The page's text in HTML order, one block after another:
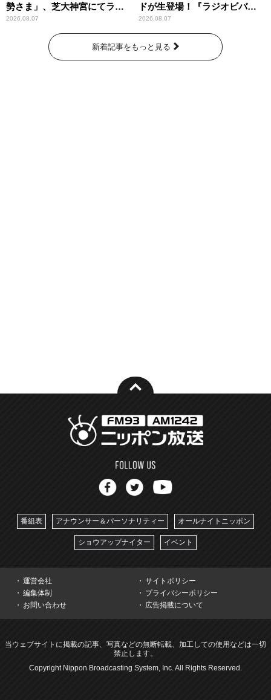
勢さま」、芝大神宮にてラン
パンプスが合格祈願！
2026.08.07
ドが生登場！『ラジオビバリ
ー昼ズ』
2026.08.07
新着記事をもっと見る
番組表 アナウンサー＆パーソナリティー オールナイトニッポン
ショウアップナイター イベント
運営会社
サイトポリシー
編集体制
プライバシーポリシー
お問い合わせ
広告掲載について
当ウェブサイトに掲載の記事、写真などの無断転載、加工しての使用などは一切
禁止します。
Copyright Nippon Broadcasting System, Inc. All Rights Reserved.